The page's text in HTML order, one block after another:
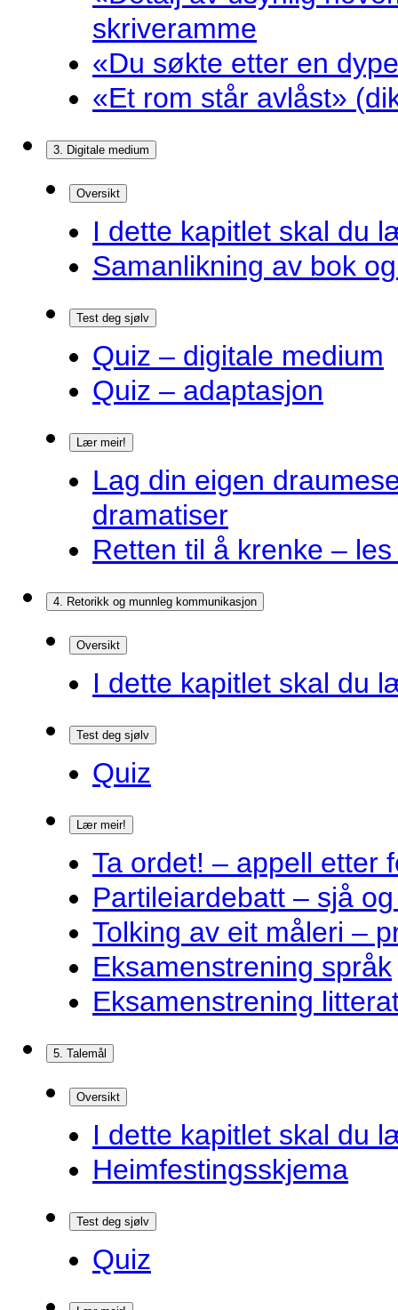
skriveramme
«Du søkte etter en
«Et rom står avlåst»
3. Digitale medium
Oversikt
I dette kapitlet skal du
Samanlikning av bok
Test deg sjølv
Quiz – digitale medium
Quiz – adaptasjon
Lær meir!
Lag din eigen
dramatiser
Retten til å krenke –
4. Retorikk og munnleg kommunikasjon
Oversikt
I dette kapitlet skal du
Test deg sjølv
Quiz
Lær meir!
Ta ordet! – appell etter
Partileiardebatt – sjå
Tolking av eit måleri –
Eksamenstrening språk
Eksamenstrening
5. Talemål
Oversikt
I dette kapitlet skal du
Heimfestingsskjema
Test deg sjølv
Quiz